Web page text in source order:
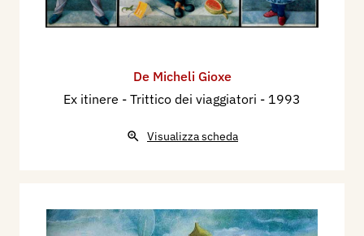
delle piante, l’utilità non mercificata degli
oggetti. […]
L’interesse che in particolare suscita Gioxe De
senso? Nel senso in cui lo stile di un vero artista
contenuto, meglio, di un pensiero dominante.
De Micheli Gioxe
Ex itinere - Trittico dei viaggiatori - 1993
Visualizza scheda